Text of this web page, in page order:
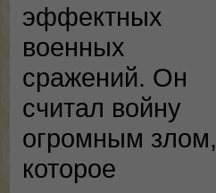
эффектных
военных
сражений. Он
считал войну
огромным злом,
которое